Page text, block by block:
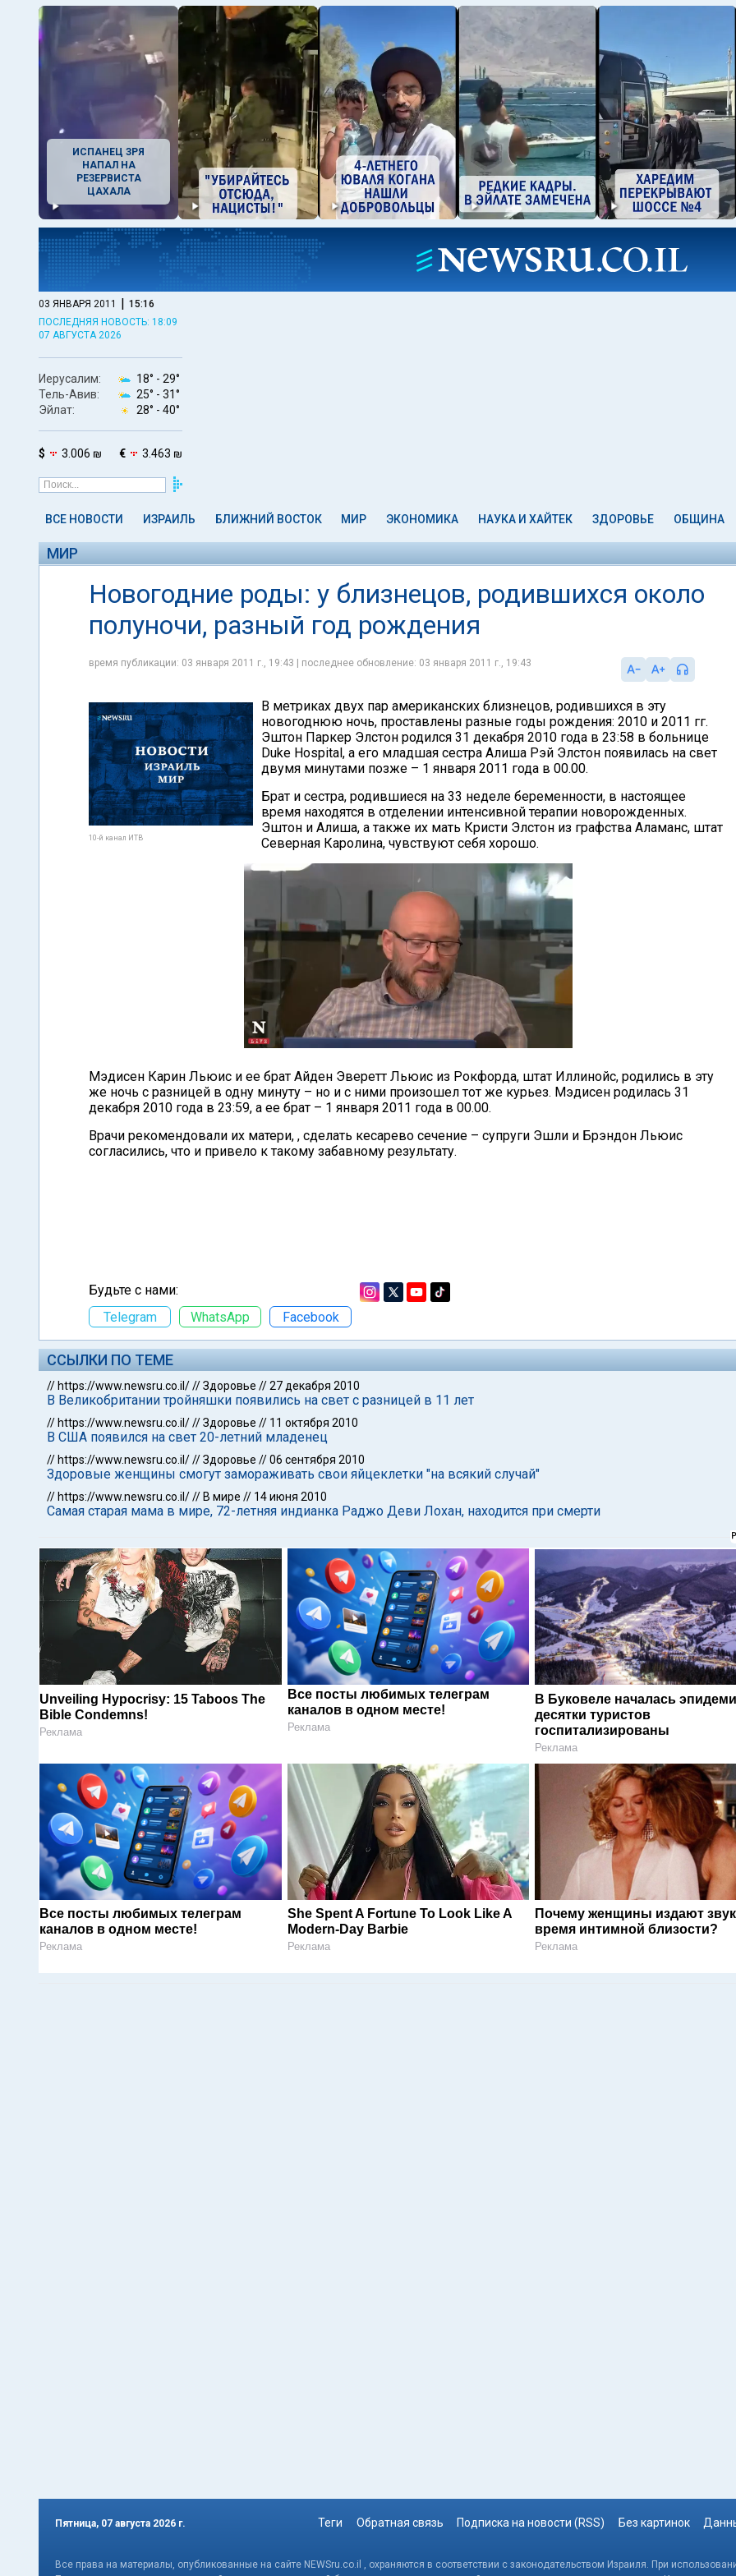
ИСПАНЕЦ ЗРЯ
НАПАЛ НА
РЕЗЕРВИСТА
ЦАХАЛА
03 ЯНВАРЯ 2011 | 15:16
ПОСЛЕДНЯЯ НОВОСТЬ: 18:09
07 АВГУСТА 2026
Иерусалим: 18° - 29°
Тель-Авив:
25° - 31°
Эйлат:
28° - 40°
$ 3.006 ₪ € 3.463 ₪
ВСЕ НОВОСТИ ИЗРАИЛЬ БЛИЖНИЙ ВОСТОК МИР ЭКОНОМИКА НАУКА И ХАЙТЕК ЗДОРОВЬЕ ОБЩИНА
МИР
Новогодние роды: у близнецов, родившихся около
полуночи, разный год рождения
время публикации: 03 января 2011 г., 19:43 | последнее обновление: 03 января 2011 г., 19:43
10-й канал ИТВ
В метриках двух пар американских близнецов, родившихся в эту
новогоднюю ночь, проставлены разные годы рождения: 2010 и 2011 гг.
Эштон Паркер Элстон родился 31 декабря 2010 года в 23:58 в больнице
Duke Hospital, а его младшая сестра Алиша Рэй Элстон появилась на свет
двумя минутами позже – 1 января 2011 года в 00.00.
Брат и сестра, родившиеся на 33 неделе беременности, в настоящее
время находятся в отделении интенсивной терапии новорожденных.
Эштон и Алиша, а также их мать Кристи Элстон из графства Аламанс, штат
Северная Каролина, чувствуют себя хорошо.
Мэдисен Карин Льюис и ее брат Айден Эверетт Льюис из Рокфорда, штат Иллинойс, родились в эту
же ночь с разницей в одну минуту – но и с ними произошел тот же курьез. Мэдисен родилась 31
декабря 2010 года в 23:59, а ее брат – 1 января 2011 года в 00.00.
Врачи рекомендовали их матери, , сделать кесарево сечение – супруги Эшли и Брэндон Льюис
согласились, что и привело к такому забавному результату.
Будьте с нами:
Telegram
WhatsApp Facebook
ССЫЛКИ ПО ТЕМЕ
// https://www.newsru.co.il///Здоровье //27 декабря 2010
В Великобритании тройняшки появились на свет с разницей в 11 лет
// https://www.newsru.co.il///Здоровье // 11 октября 2010
В США появился на свет 20-летний младенец
// https://www.newsru.co.il///Здоровье //06 сентября 2010
Здоровые женщины смогут замораживать свои яйцеклетки "на всякий случай"
// https://www.newsru.co.il/// В мире // 14 июня 2010
Самая старая мама в мире, 72-летняя индианка Раджо Деви Лохан, находится при смерти
Unveiling Hypocrisy: 15 Taboos The
Bible Condemns!
Реклама
Все посты любимых телеграм
каналов в одном месте!
Реклама
В Буковеле началась
десятки туристов
госпитализированы
Реклама
Все посты любимых телеграм
каналов в одном месте!
Реклама
She Spent A Fortune To Look Like A
Modern-Day Barbie
Реклама
Почему женщины издают
время интимной близости?
Реклама
Пятница, 07 августа 2026 г. Теги Обратная связь Подписка на новости (RSS) Без картинок
Все права на материалы, опубликованные на сайте NEWSru.co.il , охраняются в соответствии с законодательством Израиля. При